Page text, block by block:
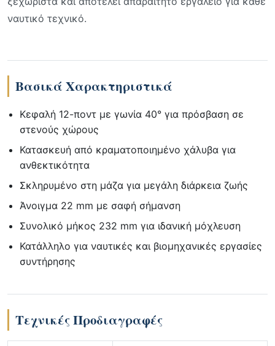
ναυτικό τεχνικό.
Βασικά Χαρακτηριστικά
Κεφαλή 12-ποντ με γωνία 40° για πρόσβαση σε
στενούς χώρους
Κατασκευή από κραματοποιημένο χάλυβα για
ανθεκτικότητα
Σκληρυμένο στη μάζα για μεγάλη διάρκεια ζωής
Άνοιγμα 22 mm με σαφή σήμανση
Συνολικό μήκος 232 mm για ιδανική μόχλευση
Κατάλληλο για ναυτικές και βιομηχανικές εργασίες
συντήρησης
Τεχνικές Προδιαγραφές